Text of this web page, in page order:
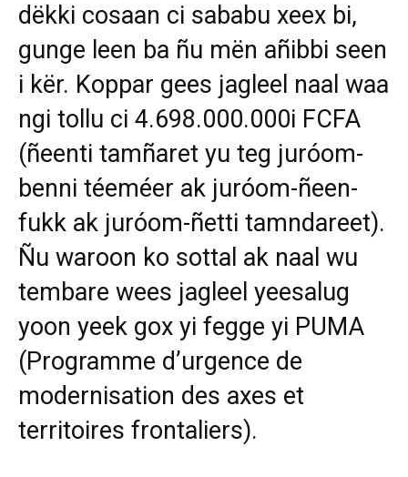
dëkki cosaan ci sababu xeex bi,
gunge leen ba ñu mën añibbi seen
i kër. Koppar gees jagleel naal waa
ngi tollu ci 4.698.000.000i FCFA
(ñeenti tamñaret yu teg juróom-
benni téeméer ak juróom-ñeen-
fukk ak juróom-ñetti tamndareet).
Ñu waroon ko sottal ak naal wu
tembare wees jagleel yeesalug
yoon yeek gox yi fegge yi PUMA
(Programme d’urgence de
modernisation des axes et
territoires frontaliers).